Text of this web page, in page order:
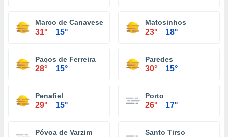
Marco de Canaveses
31° 15°
Matosinhos
23° 18°
Paços de Ferreira
28° 15°
Paredes
30° 15°
Penafiel
29° 15°
Porto
26° 17°
Póvoa de Varzim Santo Tirso